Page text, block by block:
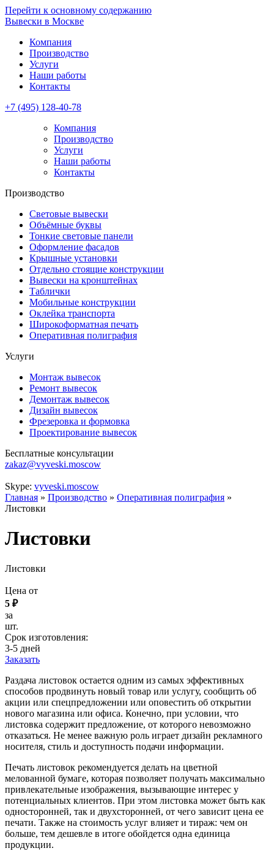
Перейти к основному содержанию
Вывески в Москве
Компания
Производство
Услуги
Наши работы
Контакты
+7 (495) 128-40-78
Компания
Производство
Услуги
Наши работы
Контакты
Производство
Световые вывески
Объёмные буквы
Тонкие световые панели
Оформление фасадов
Крышные установки
Отдельно стоящие конструкции
Вывески на кронштейнах
Таблички
Мобильные конструкции
Оклейка транспорта
Широкоформатная печать
Оперативная полиграфия
Услуги
Монтаж вывесок
Ремонт вывесок
Демонтаж вывесок
Дизайн вывесок
Фрезеровка и формовка
Проектирование вывесок
Бесплатные консультации
zakaz@vyveski.moscow
Skype: vyveski.moscow
Главная » Производство » Оперативная полиграфия »
Листовки
Листовки
Листовки
Цена от
5 ₽
за
шт.
Срок изготовления:
3-5 дней
Заказать
Раздача листовок остается одним из самых эффективных
способов продвинуть новый товар или услугу, сообщить об
акции или спецпредложении или оповестить об открытии
нового магазина или офиса. Конечно, при условии, что
листовка содержит предложение, от которого невозможно
отказаться. Не менее важную роль играет дизайн рекламного
носителя, стиль и доступность подачи информации.
Печать листовок рекомендуется делать на цветной
мелованной бумаге, которая позволяет получать максимально
привлекательные изображения, вызывающие интерес у
потенциальных клиентов. При этом листовка может быть как
односторонней, так и двухсторонней, от чего зависит цена ее
печати. Также на стоимость услуг влияет и тираж: чем он
больше, тем дешевле в итоге обойдется одна единица
продукции.